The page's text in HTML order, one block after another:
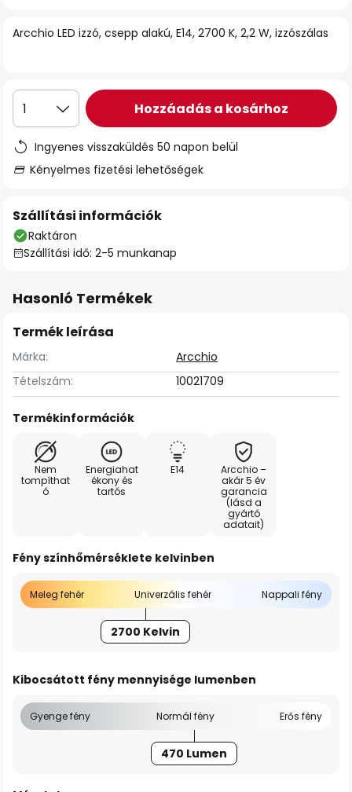
Arcchio LED izzó, csepp alakú, E14, 2700 K, 2,2 W, izzószálas
1 Hozzáadás a kosárhoz
Ingyenes visszaküldés 50 napon belül
Kényelmes fizetési lehetőségek
Szállítási információk
Raktáron
Szállítási idő: 2-5 munkanap
Hasonló Termékek
Termék leírása
Márka:
Arcchio
Tételszám:
10021709
Termékinformációk
Nem
tompíthat
ó
Energiahat
ékony és
tartós
E14
Arcchio –
akár 5 év
garancia
(lásd a
gyártó
adatait)
Fény színhőmérséklete kelvinben
Meleg fehér Univerzális fehér Nappali fény
2700 Kelvin
Kibocsátott fény mennyisége lumenben
Gyenge fény Normál fény Erős fény
470 Lumen